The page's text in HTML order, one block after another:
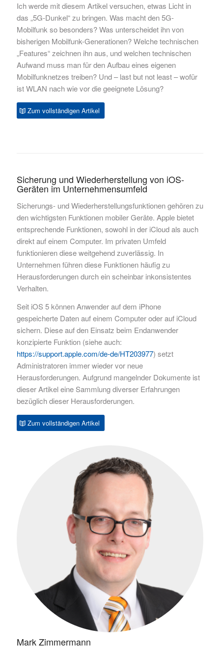
Ich werde mit diesem Artikel versuchen, etwas Licht in
das „5G-Dunkel“ zu bringen. Was macht den 5G-
Mobilfunk so besonders? Was unterscheidet ihn von
bisherigen Mobilfunk-Generationen? Welche technischen
„Features“ zeichnen ihn aus, und welchen technischen
Aufwand muss man für den Aufbau eines eigenen
Mobilfunknetzes treiben? Und – last but not least – wofür
ist WLAN nach wie vor die geeignete Lösung?
Zum vollständigen Artikel
Sicherung und Wiederherstellung von iOS-
Geräten im Unternehmensumfeld
Sicherungs- und Wiederherstellungsfunktionen gehören zu
den wichtigsten Funktionen mobiler Geräte. Apple bietet
entsprechende Funktionen, sowohl in der iCloud als auch
direkt auf einem Computer. Im privaten Umfeld
funktionieren diese weitgehend zuverlässig. In
Unternehmen führen diese Funktionen häufig zu
Herausforderungen durch ein scheinbar inkonsistentes
Verhalten.
Seit iOS 5 können Anwender auf dem iPhone
gespeicherte Daten auf einem Computer oder auf iCloud
sichern. Diese auf den Einsatz beim Endanwender
konzipierte Funktion (siehe auch:
https://support.apple.com/de-de/HT203977) setzt
Administratoren immer wieder vor neue
Herausforderungen. Aufgrund mangelnder Dokumente ist
dieser Artikel eine Sammlung diverser Erfahrungen
bezüglich dieser Herausforderungen.
Zum vollständigen Artikel
Mark Zimmermann